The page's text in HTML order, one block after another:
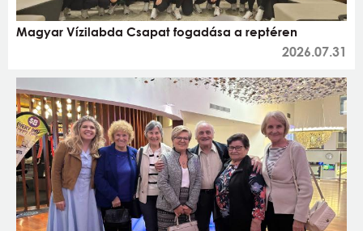
Magyar Vízilabda Csapat fogadása a reptéren
2026.07.31